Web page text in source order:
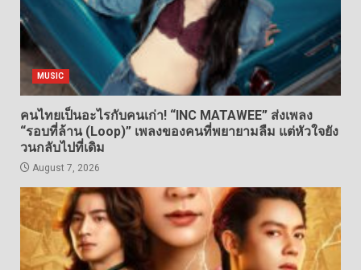
MUSIC
คนไทยเป็นอะไรกับคนเก่า! “INC MATAWEE” ส่งเพลง
“รอบที่ล้าน (Loop)” เพลงของคนที่พยายามลืม แต่หัวใจยัง
วนกลับไปที่เดิม
August 7, 2026